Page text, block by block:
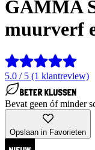
GAMMA
muurverf
5.0 / 5 (1 klantreview)
Bevat geen óf minder
Opslaan in Favorieten